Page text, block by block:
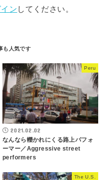
ン してください。
Peru
2021.02.02
なんなら轢かれにくる路上パフォ
ーマー／Aggressive street
performers
The U.S.